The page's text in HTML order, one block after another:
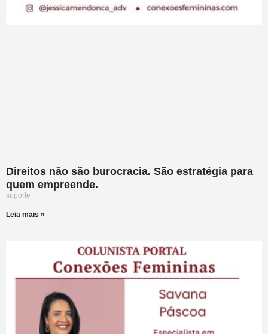
Direitos não são burocracia. São estratégia para
quem empreende.
suporte
Leia mais »